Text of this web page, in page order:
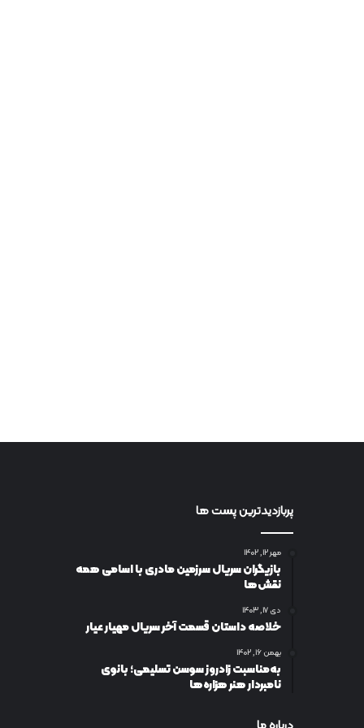
پربازدیدترین پست ها
مهر ۱۲, ۱۴۰۲
بازیگران سریال سرزمین مادری با اسامی همه
نقش‌ها
دی ۱۷, ۱۴۰۳
خلاصه داستان قسمت آخر سریال مهیار عیار
بهمن ۱۶, ۱۴۰۲
به‌مناسبت زادروز سوسن تسلیمی؛ بانوی
نامبردار هنر هزاره‌ها